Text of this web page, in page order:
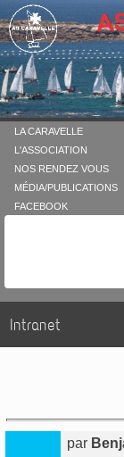
LA CARAVELLE
L'ASSOCIATION
NOS RENDEZ VOUS
MÉDIA/PUBLICATIONS
FACEBOOK
Intranet
par